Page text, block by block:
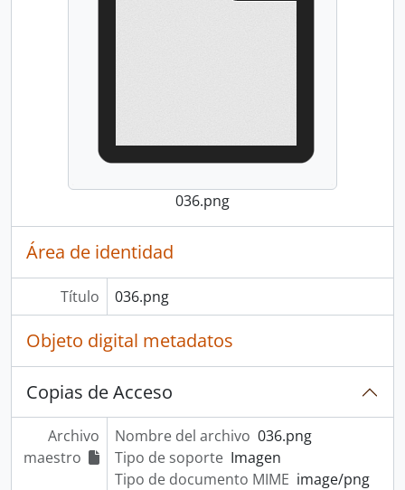
036.png
Área de identidad
Título 036.png
Objeto digital metadatos
Copias de Acceso
Archivo
maestro
Nombre del archivo 036.png
Tipo de soporte Imagen
Tipo de documento MIME image/png